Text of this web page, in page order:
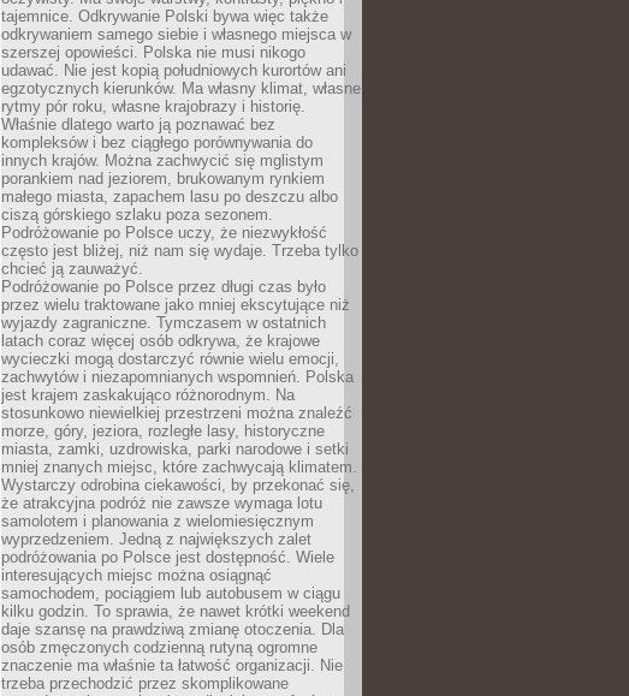
tajemnice. Odkrywanie Polski bywa więc także
odkrywaniem samego siebie i własnego miejsca w
szerszej opowieści. Polska nie musi nikogo
udawać. Nie jest kopią południowych kurortów ani
egzotycznych kierunków. Ma własny klimat, własne
rytmy pór roku, własne krajobrazy i historię.
Właśnie dlatego warto ją poznawać bez
kompleksów i bez ciągłego porównywania do
innych krajów. Można zachwycić się mglistym
porankiem nad jeziorem, brukowanym rynkiem
małego miasta, zapachem lasu po deszczu albo
ciszą górskiego szlaku poza sezonem.
Podróżowanie po Polsce uczy, że niezwykłość
często jest bliżej, niż nam się wydaje. Trzeba tylko
chcieć ją zauważyć.
Podróżowanie po Polsce przez długi czas było
przez wielu traktowane jako mniej ekscytujące niż
wyjazdy zagraniczne. Tymczasem w ostatnich
latach coraz więcej osób odkrywa, że krajowe
wycieczki mogą dostarczyć równie wielu emocji,
zachwytów i niezapomnianych wspomnień. Polska
jest krajem zaskakująco różnorodnym. Na
stosunkowo niewielkiej przestrzeni można znaleźć
morze, góry, jeziora, rozległe lasy, historyczne
miasta, zamki, uzdrowiska, parki narodowe i setki
mniej znanych miejsc, które zachwycają klimatem.
Wystarczy odrobina ciekawości, by przekonać się,
że atrakcyjna podróż nie zawsze wymaga lotu
samolotem i planowania z wielomiesięcznym
wyprzedzeniem. Jedną z największych zalet
podróżowania po Polsce jest dostępność. Wiele
interesujących miejsc można osiągnąć
samochodem, pociągiem lub autobusem w ciągu
kilku godzin. To sprawia, że nawet krótki weekend
daje szansę na prawdziwą zmianę otoczenia. Dla
osób zmęczonych codzienną rutyną ogromne
znaczenie ma właśnie ta łatwość organizacji. Nie
trzeba przechodzić przez skomplikowane